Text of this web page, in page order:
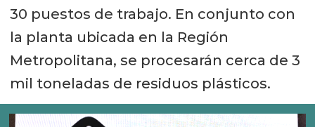
30 puestos de trabajo. En conjunto con
la planta ubicada en la Región
Metropolitana, se procesarán cerca de 3
mil toneladas de residuos plásticos.